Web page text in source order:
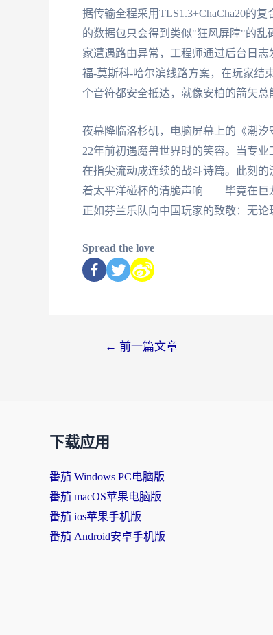
据传输全程采用TLS1.3+ChaCha20的
的数据包只会得到类似"狂风屏障"的乱
家遭遇路由异常，工程师通过后台日
福-莫斯科-哈尔滨线路方案，在玩家结
个音符都安全抵达，就像安柏的箭矢总
夜幕降临洛杉矶，电脑屏幕上的《潮
22年前初遇魔兽世界时的笑容。当专
在指尖流动成连续的战斗诗篇。此刻
着太平洋碰杯的清脆声响——毕竟在巨
正如芬兰乐队向中国玩家的致敬：无
Spread the love
← 前一篇文章
下载应用
番茄 Windows PC电脑版
番茄 macOS苹果电脑版
番茄 ios苹果手机版
番茄 Android安卓手机版